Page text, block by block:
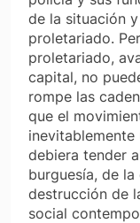
de la situación
proletariado.
proletariado,
capital, no
rompe las
que el
debiera tender
burguesía, de
destrucción de
social